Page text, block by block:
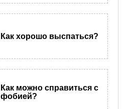
Как хорошо выспаться?
Как можно справиться с
фобией?